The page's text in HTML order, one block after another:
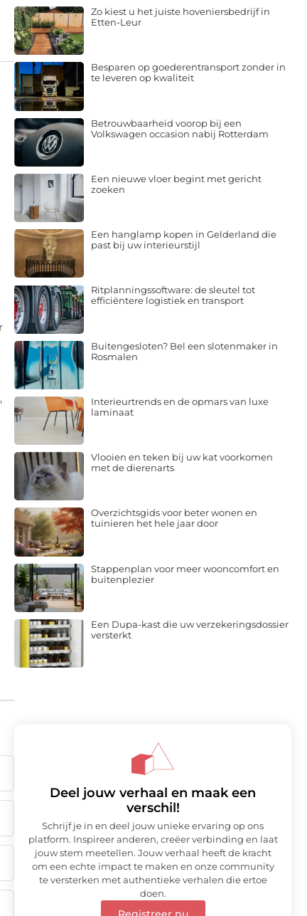
Zo kiest u het juiste hoveniersbedrijf in
Etten-Leur
Besparen op goederentransport zonder in
te leveren op kwaliteit
Betrouwbaarheid voorop bij een
Volkswagen occasion nabij Rotterdam
Een nieuwe vloer begint met gericht
zoeken
Een hanglamp kopen in Gelderland die
past bij uw interieurstijl
Ritplanningssoftware: de sleutel tot
efficiëntere logistiek en transport
Buitengesloten? Bel een slotenmaker in
Rosmalen
Interieurtrends en de opmars van luxe
laminaat
Vlooien en teken bij uw kat voorkomen
met de dierenarts
Overzichtsgids voor beter wonen en
tuinieren het hele jaar door
Stappenplan voor meer wooncomfort en
buitenplezier
Een Dupa-kast die uw verzekeringsdossier
versterkt
Deel jouw verhaal en maak een
verschil!
Schrijf je in en deel jouw unieke ervaring op ons
platform. Inspireer anderen, creëer verbinding en laat
jouw stem meetellen. Jouw verhaal heeft de kracht
om een echte impact te maken en onze community
te versterken met authentieke verhalen die ertoe
doen.
Registreer nu